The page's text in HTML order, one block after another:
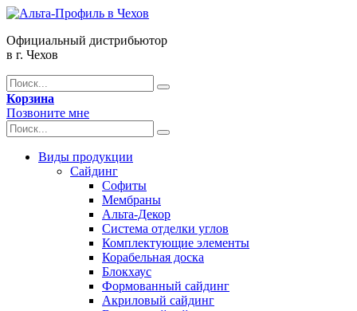
Официальный дистрибьютор
в г. Чехов
Корзина
Позвоните мне
Виды продукции
Сайдинг
Софиты
Мембраны
Альта-Декор
Система отделки углов
Комплектующие элементы
Корабельная доска
Блокхаус
Формованный сайдинг
Акриловый сайдинг